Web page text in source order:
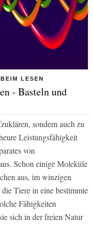
LESEN
- Basteln und
sondern auch zu
Leistungsfähigkeit
von
Schon einige Moleküle
aus, im winzigen
Tiere in eine bestimmte
Fähigkeiten
sich in der freien Natur